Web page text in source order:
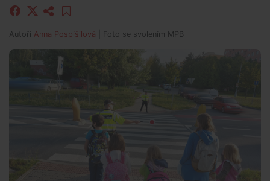
Autoři Anna Pospíšilová | Foto se svolením MPB